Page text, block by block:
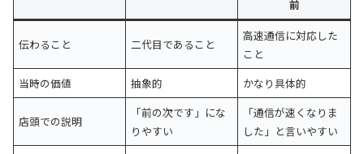
前
伝わること 二代目であること
高速通信に対応した
こと
当時の価値
抽象的 かなり具体的
店頭での説明
「前の次です」にな
りやすい
「通信が速くなりま
した」と言いやすい